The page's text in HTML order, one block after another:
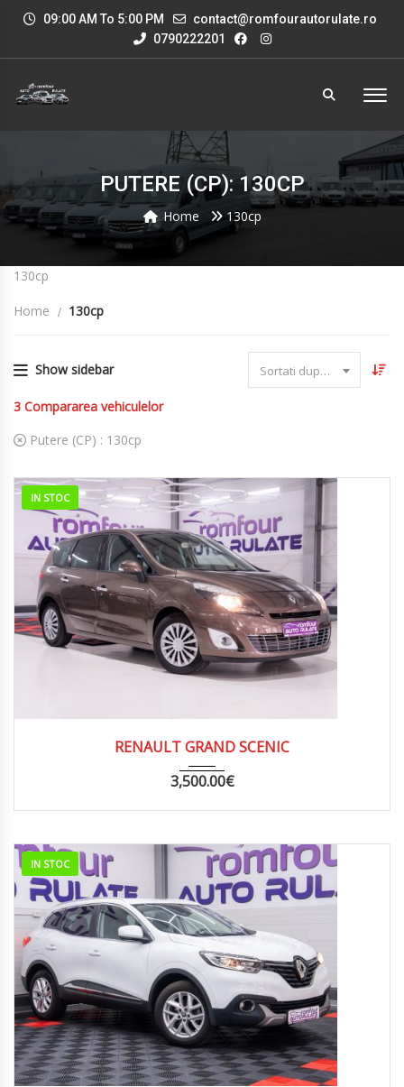
09:00 AM To 5:00 PM
contact@romfourautorulate.ro
0790222201
PUTERE (CP): 130CP
Home 130cp
130cp
Home 130cp
Show sidebar Sortati dupa data
3 Compararea vehiculelor
Putere (CP) : 130cp
IN STOC
RENAULT GRAND SCENIC
3,500.00€
IN STOC